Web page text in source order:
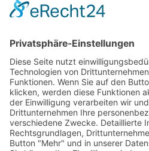
Montag, Mittwoch und Donnerstag:
7:00-16:45 Uhr
Dienstag
7:00-15:45 Uhr
Freitag:
7:00-13:00 Uhr
© SeeKids Konstanz gGmbH - 2026 |
Back to Top
Durchsuchen Sie SeeKids Konstanz